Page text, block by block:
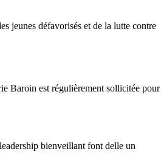
jeunes défavorisés et de la lutte contre
Baroin est régulièrement sollicitée pour
bienveillant font delle un